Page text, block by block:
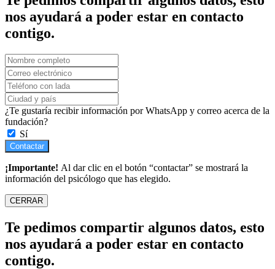
nos ayudará a poder estar en contacto
contigo.
¿Te gustaría recibir información por WhatsApp y correo acerca de la
fundación?
Sí
Contactar
¡Importante! Al dar clic en el botón “contactar” se mostrará la
información del psicólogo que has elegido.
CERRAR
Te pedimos compartir algunos datos, esto
nos ayudará a poder estar en contacto
contigo.